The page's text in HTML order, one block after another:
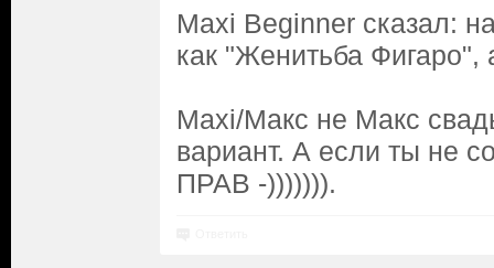
Maxi Beginner сказал:
как "Женитьба Фигаро",
Maxi/Макс не Макс
вариант. А если ты не
ПРАВ -))))))).